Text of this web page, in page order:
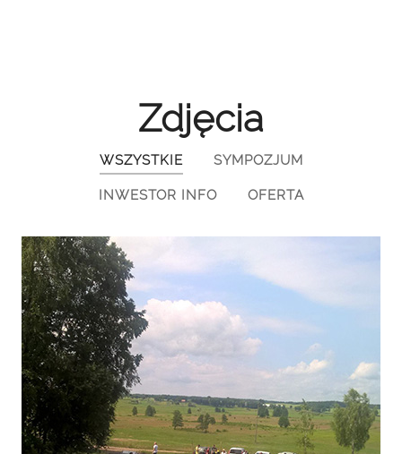
Zdjęcia
WSZYSTKIE SYMPOZJUM
INWESTOR INFO OFERTA